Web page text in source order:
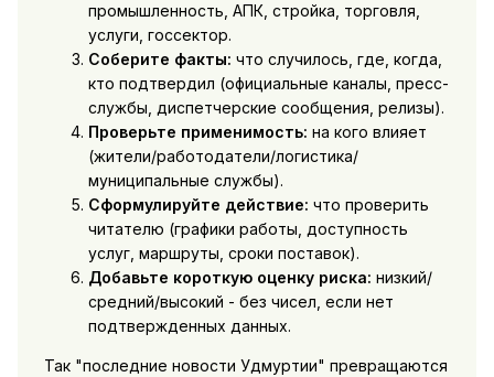
промышленность, АПК, стройка, торговля,
услуги, госсектор.
Соберите факты: что случилось, где, когда,
кто подтвердил (официальные каналы, пресс-
службы, диспетчерские сообщения, релизы).
Проверьте применимость: на кого влияет
(жители/работодатели/логистика/
муниципальные службы).
Сформулируйте действие: что проверить
читателю (графики работы, доступность
услуг, маршруты, сроки поставок).
Добавьте короткую оценку риска: низкий/
средний/высокий - без чисел, если нет
подтвержденных данных.
Так "последние новости Удмуртии" превращаются